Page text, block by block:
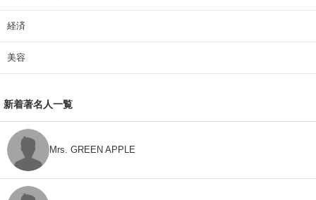
経済
美容
新着著名人一覧
Mrs. GREEN APPLE